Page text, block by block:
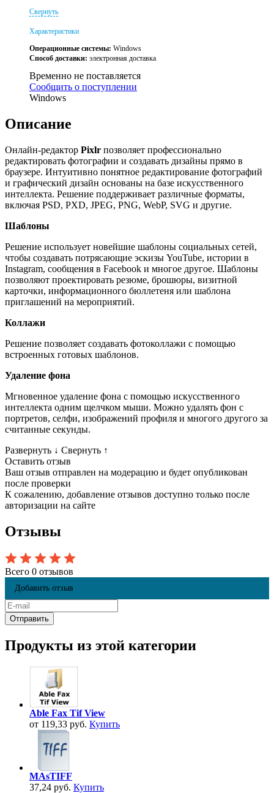
Свернуть
Характеристики
Операционные системы: Windows
Способ доставки: электронная доставка
Временно не поставляется
Сообщить о поступлении
Windows
Описание
Онлайн-редактор Pixlr позволяет профессионально
редактировать фотографии и создавать дизайны прямо в
браузере. Интуитивно понятное редактирование фотографий
и графический дизайн основаны на базе искусственного
интеллекта. Решение поддерживает различные форматы,
включая PSD, PXD, JPEG, PNG, WebP, SVG и другие.
Шаблоны
Решение использует новейшие шаблоны социальных сетей,
чтобы создавать потрясающие эскизы YouTube, истории в
Instagram, сообщения в Facebook и многое другое. Шаблоны
позволяют проектировать резюме, брошюры, визитной
карточки, информационного бюллетеня или шаблона
приглашений на мероприятий.
Коллажи
Решение позволяет создавать фотоколлажи с помощью
встроенных готовых шаблонов.
Удаление фона
Мгновенное удаление фона с помощью искусственного
интеллекта одним щелчком мыши. Можно удалять фон с
портретов, селфи, изображений профиля и многого другого за
считанные секунды.
Развернуть ↓ Свернуть ↑
Оставить отзыв
Ваш отзыв отправлен на модерацию и будет опубликован
после проверки
К сожалению, добавление отзывов доступно только после
авторизации на сайте
Отзывы
Всего 0 отзывов
Добавить отзыв
Продукты из этой категории
Able Fax Tif View
от 119,33 руб. Купить
MAsTIFF
37,24 руб. Купить